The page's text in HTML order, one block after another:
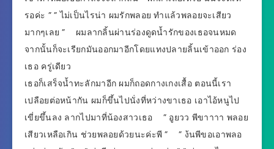
รอค่ะ ” ” ไม่เป็นไรน่า ผมรักพลอย ทำแล้วพลอยจะเสียว
มากๆเลย ” ผมลากลิ้นผ่านร่องดูดน้ำรักของเธอจนหมด
จากนั้นก็จะเรียกมันออกมาอีกโดยแทงปลายลิ้นเข้าออก ร่อง
เธอ ครู่เดียว
เธอก็เสร็จน้ำทะลักมาอีก ผมก็ถอดกางเกงเสื้อ ตอนนี้เรา
เปลือยต่อหน้ากัน ผมก็ขึ้นไปนั่งที่หว่างขาเธอ เอาไอ้หนูไป
เขี่ยขึ้นลง ลากไปมาที่น้องสาวเธอ ” อูยวว พีขาาาา พลอย
เสียวเหลือเกิน ช่วยพลอยด้วยนะค่ะพี ” ” ง้นพีขอเอาพลอ